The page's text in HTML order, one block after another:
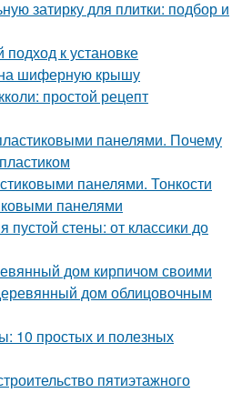
затирку для плитки: подбор и
к установке
на шиферную крышу
простой рецепт
панелями. Почему
панелями. Тонкости
панелями
стены: от классики до
дом кирпичом своими
дом облицовочным
10 простых и полезных
пятиэтажного